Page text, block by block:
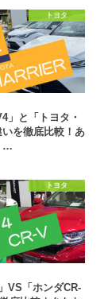
トヨタ
」と「トヨタ・
を徹底比較！あ
…
トヨタ
VS「ホンダCR-